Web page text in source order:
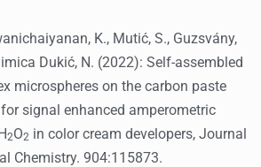
K., Mutić, S., Guzsvány,
Dukić, N. (2022): Self-assembled
microspheres on the carbon paste
signal enhanced amperometric
2O2 in color cream developers, Journal
Chemistry. 904:115873.